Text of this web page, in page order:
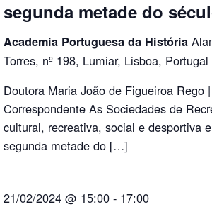
segunda metade do
Academia Portuguesa da História
Torres, nº 198, Lumiar, Lisboa, Portugal
Doutora Maria João de Figueiroa Rego
Correspondente As Sociedades de
cultural, recreativa, social e desportiva
segunda metade do […]
21/02/2024 @ 15:00 - 17:00